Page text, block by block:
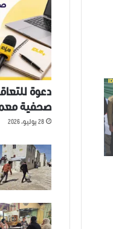
دعوة
صحفية
28 يوليو، 2026